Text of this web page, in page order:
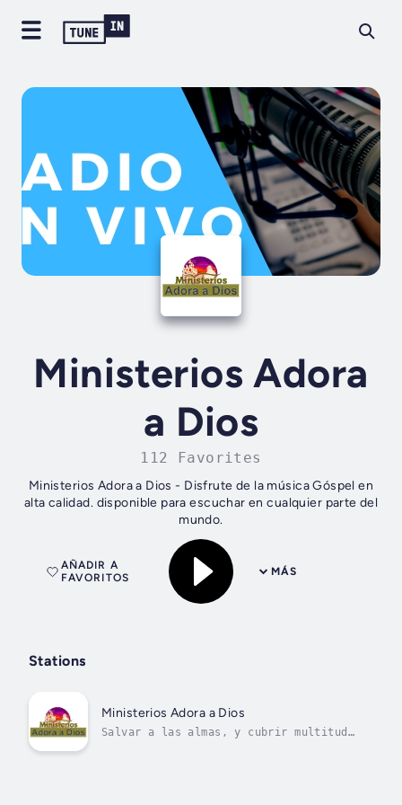
Ministerios Adora
a Dios
112 Favorites
Ministerios Adora a Dios - Disfrute de la música Góspel en
alta calidad. disponible para escuchar en cualquier parte del
mundo.
MÁS
AÑADIR A
FAVORITOS
Stations
Ministerios Adora a Dios
Salvar a las almas, y cubrir multitud